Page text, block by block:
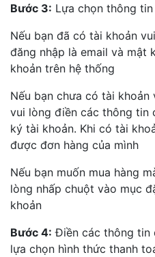
Bước 3: Lựa chọn thông
Nếu bạn đã có tài khoản
đăng nhập là email và mật
khoản trên hệ thống
Nếu bạn chưa có tài
vui lòng điền các thông tin
ký tài khoản. Khi có tài
được đơn hàng của mình
Nếu bạn muốn mua hàng
lòng nhấp chuột vào mục
khoản
Bước 4: Điền các thông tin
lựa chọn hình thức thanh